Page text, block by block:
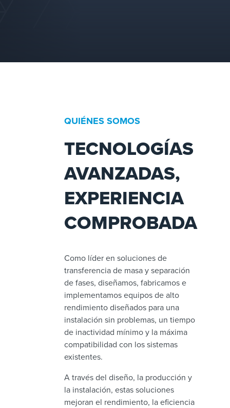
QUIÉNES SOMOS
TECNOLOGÍAS
AVANZADAS,
EXPERIENCIA
COMPROBADA
Como líder en soluciones de
transferencia de masa y separación
de fases, diseñamos, fabricamos e
implementamos equipos de alto
rendimiento diseñados para una
instalación sin problemas, un tiempo
de inactividad mínimo y la máxima
compatibilidad con los sistemas
existentes.
A través del diseño, la producción y
la instalación, estas soluciones
mejoran el rendimiento, la eficiencia